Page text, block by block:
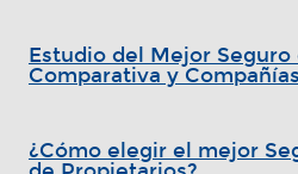
Estudio del Mejor Seguro
Comparativa y Compañías
¿Cómo elegir el mejor